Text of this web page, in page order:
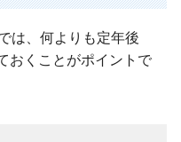
は、何よりも定年後
おくことがポイントで